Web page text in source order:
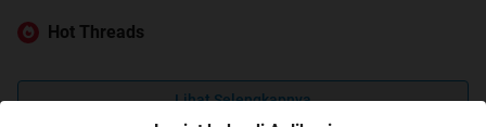
Hot Threads
Lihat Selengkapnya